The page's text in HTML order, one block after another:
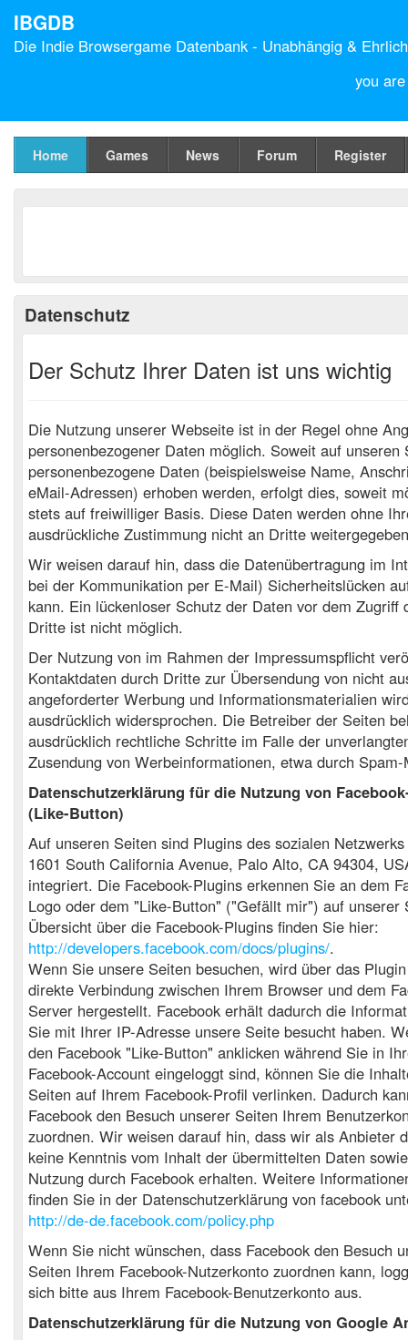
IBGDB
Die Indie Browsergame Datenbank - Unabhängig &
you
Home Games News Forum Register
Datenschutz
Der Schutz Ihrer Daten ist uns wichtig
Die Nutzung unserer Webseite ist in der Regel ohne
personenbezogener Daten möglich. Soweit auf unseren
personenbezogene Daten (beispielsweise Name,
eMail-Adressen) erhoben werden, erfolgt dies, soweit
stets auf freiwilliger Basis. Diese Daten werden ohne
ausdrückliche Zustimmung nicht an Dritte
Wir weisen darauf hin, dass die Datenübertragung im
bei der Kommunikation per E-Mail) Sicherheitslücken
kann. Ein lückenloser Schutz der Daten vor dem Zugriff
Dritte ist nicht möglich.
Der Nutzung von im Rahmen der Impressumspflicht
Kontaktdaten durch Dritte zur Übersendung von nicht
angeforderter Werbung und Informationsmaterialien
ausdrücklich widersprochen. Die Betreiber der Seiten
ausdrücklich rechtliche Schritte im Falle der
Zusendung von Werbeinformationen, etwa durch
Datenschutzerklärung für die Nutzung von
(Like-Button)
Auf unseren Seiten sind Plugins des sozialen
1601 South California Avenue, Palo Alto, CA 94304,
integriert. Die Facebook-Plugins erkennen Sie an dem
Logo oder dem "Like-Button" ("Gefällt mir") auf unserer
Übersicht über die Facebook-Plugins finden Sie hier:
http://developers.facebook.com/docs/plugins/.
Wenn Sie unsere Seiten besuchen, wird über das
direkte Verbindung zwischen Ihrem Browser und dem
Server hergestellt. Facebook erhält dadurch die
Sie mit Ihrer IP-Adresse unsere Seite besucht haben.
den Facebook "Like-Button" anklicken während Sie in
Facebook-Account eingeloggt sind, können Sie die
Seiten auf Ihrem Facebook-Profil verlinken. Dadurch
Facebook den Besuch unserer Seiten Ihrem
zuordnen. Wir weisen darauf hin, dass wir als Anbieter
keine Kenntnis vom Inhalt der übermittelten Daten
Nutzung durch Facebook erhalten. Weitere
finden Sie in der Datenschutzerklärung von facebook
http://de-de.facebook.com/policy.php
Wenn Sie nicht wünschen, dass Facebook den Besuch
Seiten Ihrem Facebook-Nutzerkonto zuordnen kann,
sich bitte aus Ihrem Facebook-Benutzerkonto aus.
Datenschutzerklärung für die Nutzung von Google